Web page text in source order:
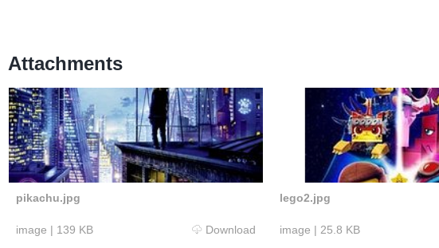
Attachments
pikachu.jpg
image | 139 KB Download
lego2.jpg
image | 25.8 KB